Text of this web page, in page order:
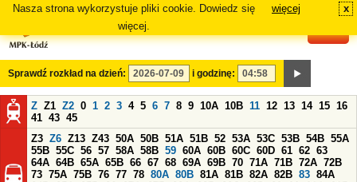
Nasza strona wykorzystuje pliki cookie. Dowiedz się
więcej.
więcej x
Sprawdź rozkład na dzień: i godzinę:
Z Z1 Z2 0 1 2 3 4 5 6 7 8 9 10A 10B 11 12 13 14 15 16
41 43 45
Z3 Z6 Z13 Z43 50A 50B 51A 51B 52 53A 53C 53B 54B 55A
55B 55C 56 57 58A 58B 59 60A 60B 60C 60D 61 62 63
64A 64B 65A 65B 66 67 68 69A 69B 70 71A 71B 72A 72B
73 75A 75B 76 77 78 80A 80B 81A 81B 82A 82B 83 84A